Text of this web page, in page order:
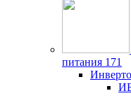
питания 171